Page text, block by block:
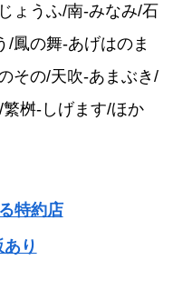
ょうふ/南-みなみ/石
/鳳の舞-あげはのま
その/天吹-あまぶき/
桝-しげます/ほか
特約店
り